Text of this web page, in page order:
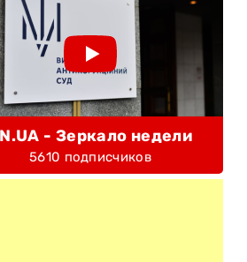
- Зеркало недели
5610 подписчиков